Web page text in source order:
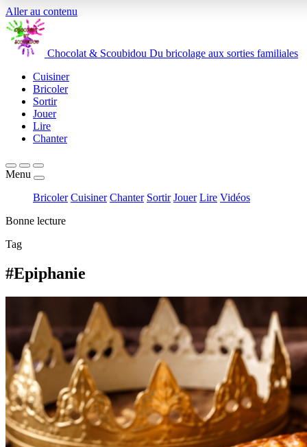
Aller au contenu
Chocolat & Scoubidou Du bricolage aux sorties familiales
Cuisiner
Bricoler
Sortir
Jouer
Lire
Chanter
Menu
Bricoler Cuisiner Chanter Sortir Jouer Lire Vidéos
Bonne lecture
Tag
#Epiphanie